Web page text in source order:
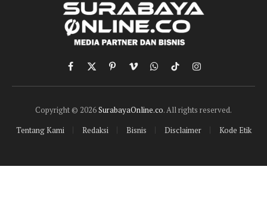
Facebook
X
(Twitter)
PinterestVimeoWhatsApp
TikTokInstagram
Copyright © 2026SurabayaOnline.co. All rights reserved.
Tentang Kami
Redaksi Bisnis Disclaimer Kode Etik